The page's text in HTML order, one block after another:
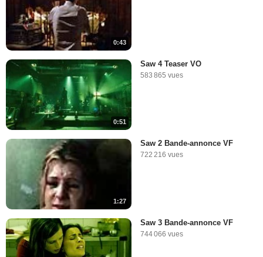
0:43
0:51
Saw 4 Teaser VO
583 865 vues
1:27
Saw 2 Bande-annonce VF
722 216 vues
Saw 3 Bande-annonce VF
744 066 vues